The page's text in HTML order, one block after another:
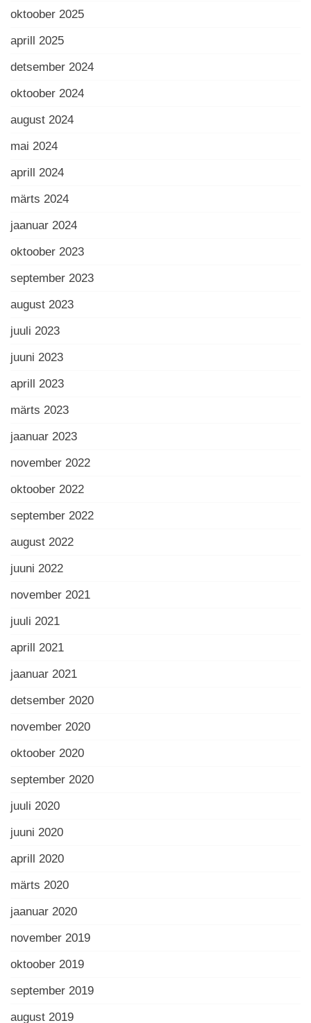
oktoober 2025
aprill 2025
detsember 2024
oktoober 2024
august 2024
mai 2024
aprill 2024
märts 2024
jaanuar 2024
oktoober 2023
september 2023
august 2023
juuli 2023
juuni 2023
aprill 2023
märts 2023
jaanuar 2023
november 2022
oktoober 2022
september 2022
august 2022
juuni 2022
november 2021
juuli 2021
aprill 2021
jaanuar 2021
detsember 2020
november 2020
oktoober 2020
september 2020
juuli 2020
juuni 2020
aprill 2020
märts 2020
jaanuar 2020
november 2019
oktoober 2019
september 2019
august 2019